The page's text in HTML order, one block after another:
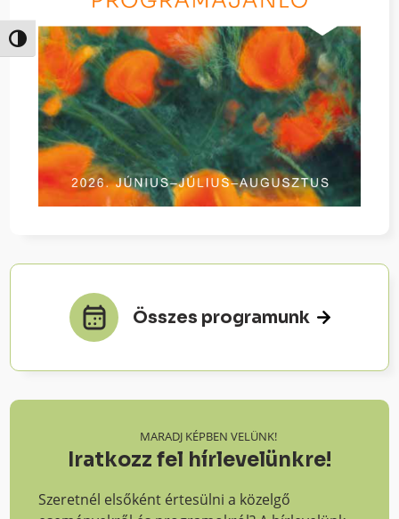
Nagy kontraszt váltása
Összes programunk
MARADJ KÉPBEN VELÜNK!
Iratkozz fel hírlevelünkre!
Szeretnél elsőként értesülni a közelgő